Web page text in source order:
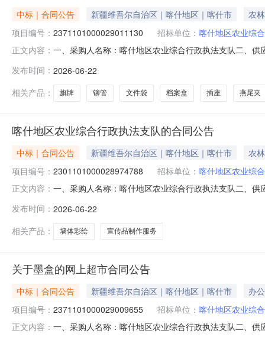
中标｜合同公告 新疆维吾尔自治区｜喀什地区｜喀什市
农
项目编号： 2371101000029011130 招标单位： 喀什地区农业综
正文内容： 一、采购人名称：喀什地区农业综合行政执法支队二、
得力3839空心钻刀装订机配件得力/deli3839个
发布时间： 2026-06-22
相关产品：
旗牌 铆管 文件袋 档案盒 插座 燕尾夹
喀什地区农业综合行政执法支队的合同公告
中标｜合同公告 新疆维吾尔自治区｜喀什地区｜喀什市
农
项目编号： 2301101000028974788 招标单位： 喀什地区农业综
正文内容： 一、采购人名称：喀什地区农业综合行政执法支队二、
方米1.001050010500服务要求或标的基本概况：七、其
发布时间： 2026-06-22
相关产品：
墙体彩绘 宣传品制作服务
关于墨盒的网上超市合同公告
中标｜合同公告 新疆维吾尔自治区｜喀什地区｜喀什市
办
项目编号： 2371101000029009655 招标单位： 喀什地区农业综
正文内容： 一、采购人名称：喀什地区农业综合行政执法支队二、